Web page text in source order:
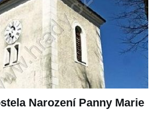
Narození Panny Marie